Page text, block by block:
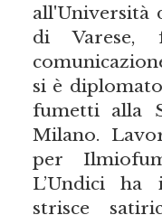
all'Università
di Varese,
si è
fumetti alla
Milano.
per
L’Undici ha
strisce